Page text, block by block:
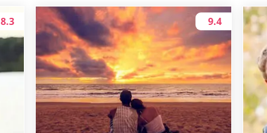
8.3 9.4